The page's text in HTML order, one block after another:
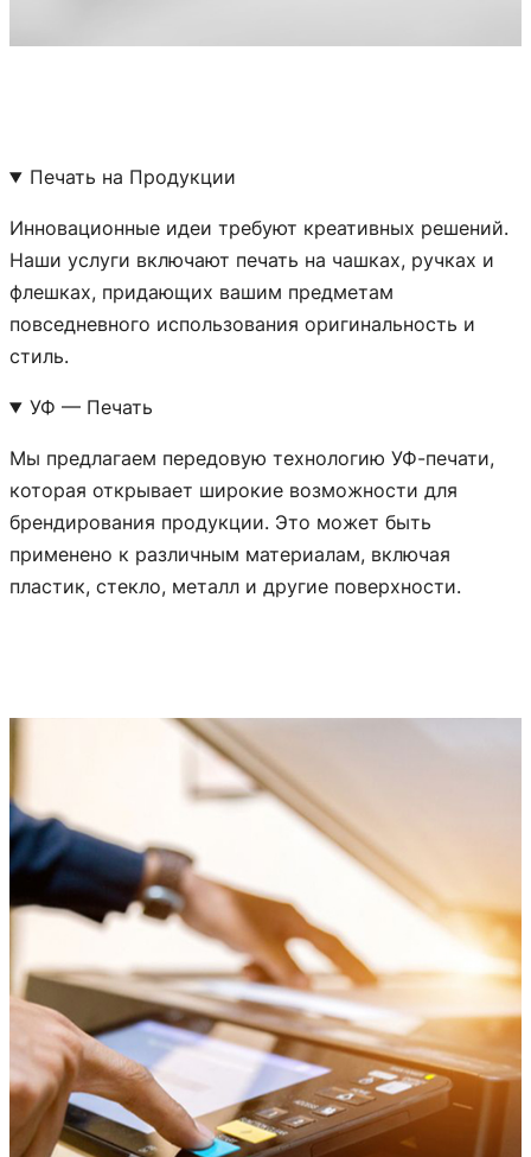
Печать на Продукции
Инновационные идеи требуют креативных решений.
Наши услуги включают печать на чашках, ручках и
флешках, придающих вашим предметам
повседневного использования оригинальность и
стиль.
УФ — Печать
Мы предлагаем передовую технологию УФ-печати,
которая открывает широкие возможности для
брендирования продукции. Это может быть
применено к различным материалам, включая
пластик, стекло, металл и другие поверхности.